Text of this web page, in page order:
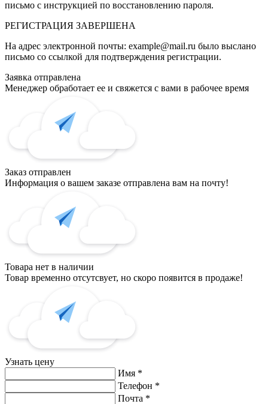
письмо с инструкцией по восстановлению пароля.
РЕГИСТРАЦИЯ ЗАВЕРШЕНА
На адрес электронной почты: example@mail.ru было выслано
письмо со ссылкой для подтверждения регистрации.
Заявка отправлена
Менеджер обработает ее и свяжется с вами в рабочее время
Заказ отправлен
Информация о вашем заказе отправлена вам на почту!
Товара нет в наличии
Товар временно отсутсвует, но скоро появится в продаже!
Узнать цену
Имя *
Телефон *
Почта *